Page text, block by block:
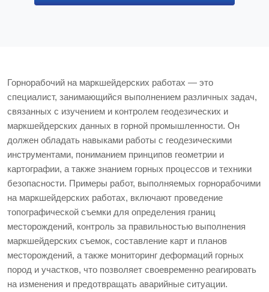
Горнорабочий на маркшейдерских работах — это
специалист, занимающийся выполнением различных задач,
связанных с изучением и контролем геодезических и
маркшейдерских данных в горной промышленности. Он
должен обладать навыками работы с геодезическими
инструментами, пониманием принципов геометрии и
картографии, а также знанием горных процессов и техники
безопасности. Примеры работ, выполняемых горнорабочими
на маркшейдерских работах, включают проведение
топографической съемки для определения границ
месторождений, контроль за правильностью выполнения
маркшейдерских съемок, составление карт и планов
месторождений, а также мониторинг деформаций горных
пород и участков, что позволяет своевременно реагировать
на изменения и предотвращать аварийные ситуации.